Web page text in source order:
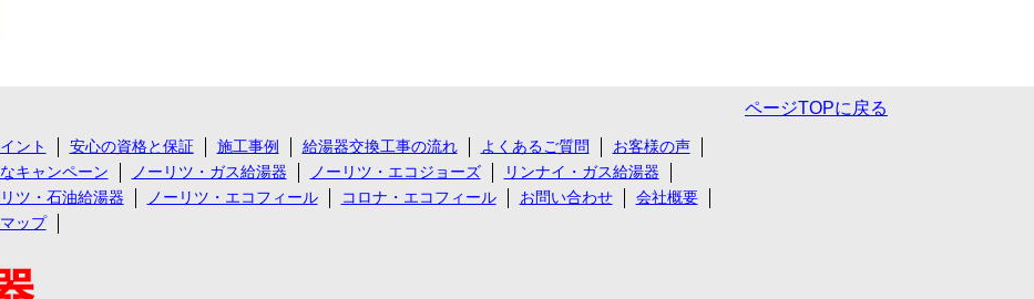
ページTOPに戻る
ント 安心の資格と保証 施工事例 給湯器交換工事の流れ よくあるご質問
お客様の声
キャンペーン ノーリツ・ガス給湯器 ノーリツ・エコジョーズ
リンナイ・ガス給湯器
リツ・石油給湯器 ノーリツ・エコフィール コロナ・エコフィール お問い合わせ
会社概要
ップ